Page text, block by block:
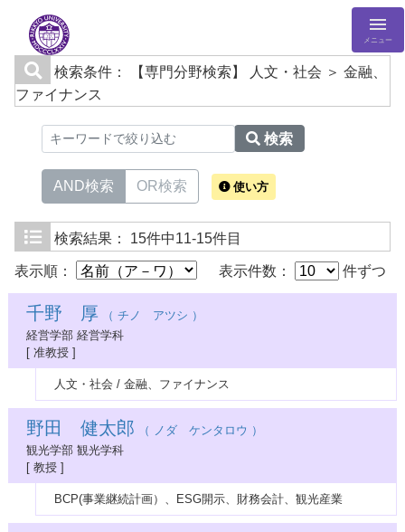
メニュー
検索条件：
【専門分野検索】 人文・社会 ＞ 金融、
ファイナンス
検索
AND検索 OR検索 使い方
検索結果： 15件中11-15件目
表示順： 表示件数： 件ずつ
千野 厚 （ チノ アツシ ）
経営学部 経営学科
[ 准教授 ]
人文・社会 / 金融、ファイナンス
野田 健太郎 （ ノダ ケンタロウ ）
観光学部 観光学科
[ 教授 ]
BCP(事業継続計画）、ESG開示、財務会計、観光産業